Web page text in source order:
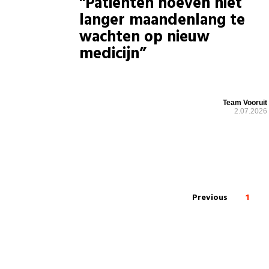
langer maandenlang te
wachten op nieuw
medicijn”
Team Vooruit
2.07.2026
Previous 1